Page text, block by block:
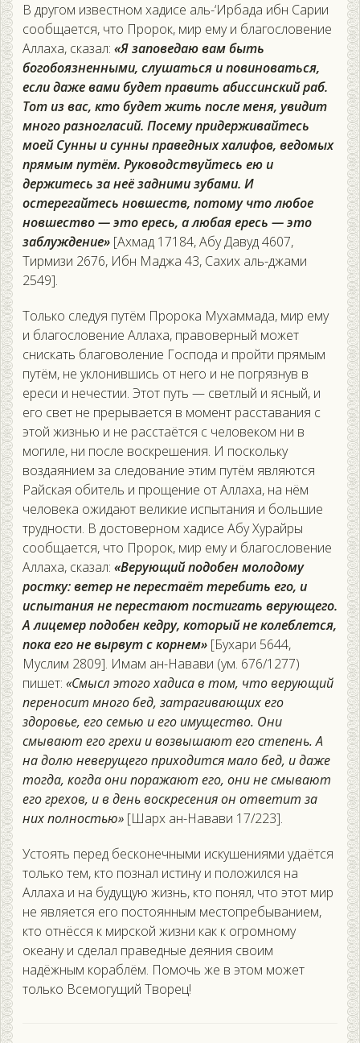
В другом известном хадисе аль-‘Ирбада ибн Сарии
сообщается, что Пророк, мир ему и благословение
Аллаха, сказал: «Я заповедаю вам быть
богобоязненными, слушаться и повиноваться,
если даже вами будет править абиссинский раб.
Тот из вас, кто будет жить после меня, увидит
много разногласий. Посему придерживайтесь
моей Сунны и сунны праведных халифов, ведомых
прямым путём. Руководствуйтесь ею и
держитесь за неё задними зубами. И
остерегайтесь новшеств, потому что любое
новшество — это ересь, а любая ересь — это
заблуждение» [Ахмад 17184, Абу Давуд 4607,
Тирмизи 2676, Ибн Маджа 43, Сахих аль-джами
2549].
Только следуя путём Пророка Мухаммада, мир ему
и благословение Аллаха, правоверный может
снискать благоволение Господа и пройти прямым
путём, не уклонившись от него и не погрязнув в
ереси и нечестии. Этот путь — светлый и ясный, и
его свет не прерывается в момент расставания с
этой жизнью и не расстаётся с человеком ни в
могиле, ни после воскрешения. И поскольку
воздаянием за следование этим путём являются
Райская обитель и прощение от Аллаха, на нём
человека ожидают великие испытания и большие
трудности. В достоверном хадисе Абу Хурайры
сообщается, что Пророк, мир ему и благословение
Аллаха, сказал: «Верующий подобен молодому
ростку: ветер не перестаёт теребить его, и
испытания не перестают постигать верующего.
А лицемер подобен кедру, который не колеблется,
пока его не вырвут с корнем» [Бухари 5644,
Муслим 2809]. Имам ан-Навави (ум. 676/1277)
пишет: «Смысл этого хадиса в том, что верующий
переносит много бед, затрагивающих его
здоровье, его семью и его имущество. Они
смывают его грехи и возвышают его степень. А
на долю неверущего приходится мало бед, и даже
тогда, когда они поражают его, они не смывают
его грехов, и в день воскресения он ответит за
них полностью» [Шарх ан-Навави 17/223].
Устоять перед бесконечными искушениями удаётся
только тем, кто познал истину и положился на
Аллаха и на будущую жизнь, кто понял, что этот мир
не является его постоянным местопребыванием,
кто отнёсся к мирской жизни как к огромному
океану и сделал праведные деяния своим
надёжным кораблём. Помочь же в этом может
только Всемогущий Творец!